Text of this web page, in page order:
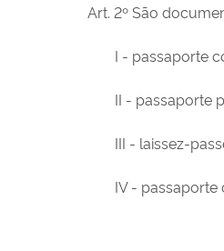
Art. 2º São
I - passaporte
II - passaporte
III - laissez-
IV - passaporte